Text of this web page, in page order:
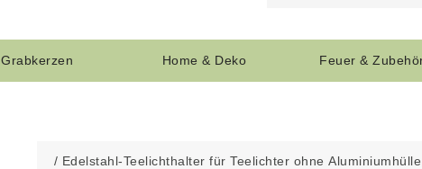
Grabkerzen Home & Deko Feuer &
/ Edelstahl-Teelichthalter für Teelichter ohne